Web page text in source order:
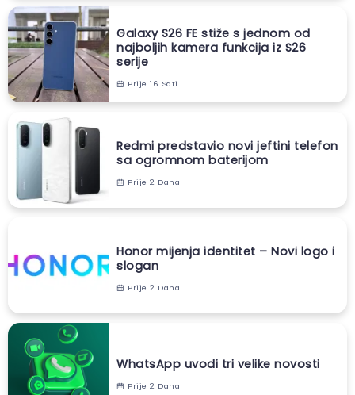
Galaxy S26 FE stiže s jednom od
najboljih kamera funkcija iz S26
serije
Prije 16 Sati
Redmi predstavio novi jeftini telefon
sa ogromnom baterijom
Prije 2 Dana
Honor mijenja identitet – Novi logo i
slogan
Prije 2 Dana
WhatsApp uvodi tri velike novosti
Prije 2 Dana